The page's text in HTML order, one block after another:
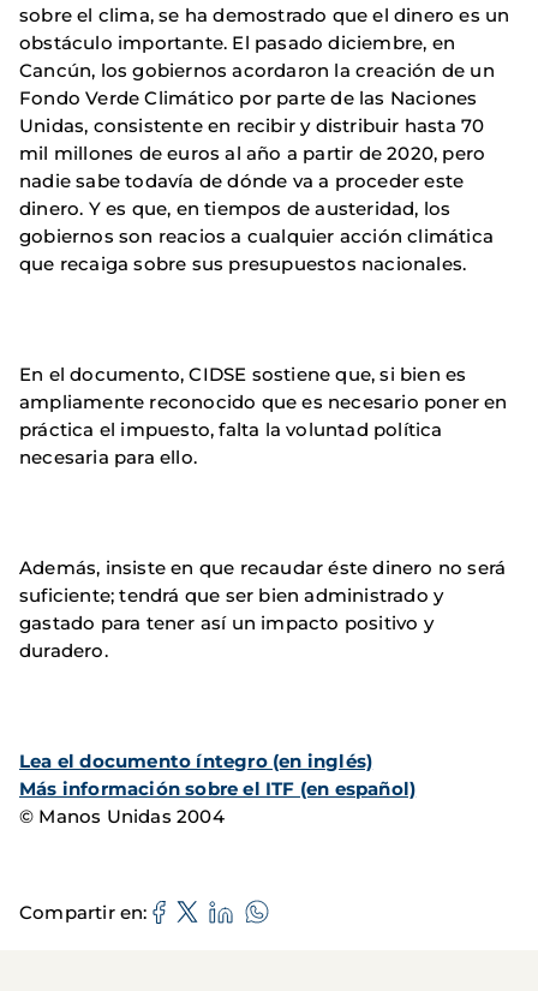
sobre el clima, se ha demostrado que el dinero es un
obstáculo importante. El pasado diciembre, en
Cancún, los gobiernos acordaron la creación de un
Fondo Verde Climático por parte de las Naciones
Unidas, consistente en recibir y distribuir hasta 70
mil millones de euros al año a partir de 2020, pero
nadie sabe todavía de dónde va a proceder este
dinero. Y es que, en tiempos de austeridad, los
gobiernos son reacios a cualquier acción climática
que recaiga sobre sus presupuestos nacionales.
En el documento, CIDSE sostiene que, si bien es
ampliamente reconocido que es necesario poner en
práctica el impuesto, falta la voluntad política
necesaria para ello.
Además, insiste en que recaudar éste dinero no será
suficiente; tendrá que ser bien administrado y
gastado para tener así un impacto positivo y
duradero.
Lea el documento íntegro (en inglés)
Más información sobre el ITF (en español)
© Manos Unidas 2004
Compartir en